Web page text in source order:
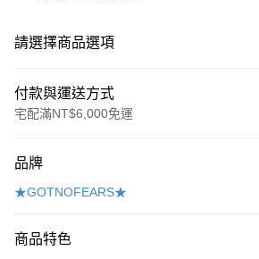
請選擇商品選項
付款與運送方式
宅配滿NT$6,000免運
信用卡一次付款
悠遊付
品牌
★GOTNOFEARS★
商品特色